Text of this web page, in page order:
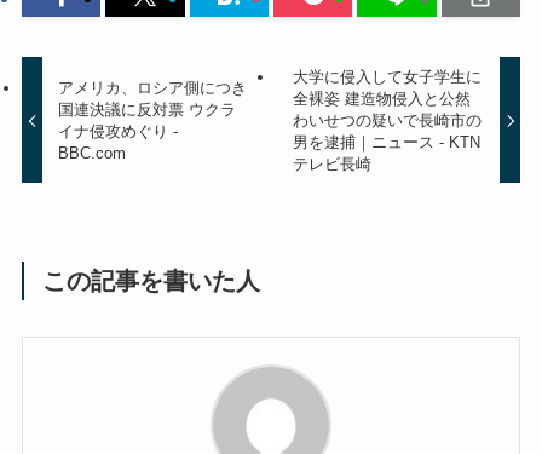
アメリカ、ロシア側につき
国連決議に反対票 ウクラ
イナ侵攻めぐり -
BBC.com
大学に侵入して女子学生に
全裸姿 建造物侵入と公然
わいせつの疑いで長崎市の
男を逮捕｜ニュース - KTN
テレビ長崎
この記事を書いた人